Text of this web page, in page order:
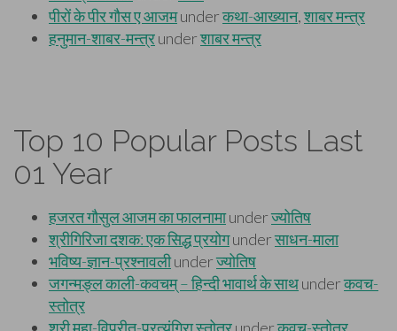
Top 10 Popular Posts Last
01 Year